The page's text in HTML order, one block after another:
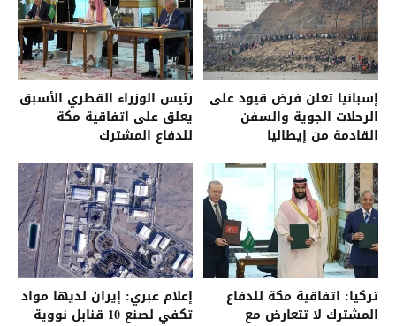
إسبانيا تعلن فرض قيود على
الرحلات الجوية والسفن
القادمة من إيطاليا
رئيس الوزراء القطري الأسبق
يعلق على اتفاقية مكة
للدفاع المشترك
تركيا: اتفاقية مكة للدفاع
المشترك لا تتعارض مع
إعلام عبري: إيران لديها مواد
تكفي لصنع 10 قنابل نووية